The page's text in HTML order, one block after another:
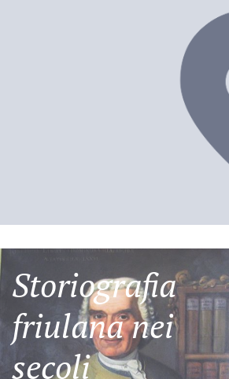
Storiografia
friulana nei
secoli